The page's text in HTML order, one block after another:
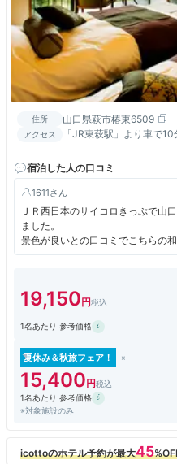
住所 山口県萩市椿東6509
アクセス
「JR東萩駅」より車で
宿泊した人の口コミ
1611
ＪＲ西日本のサイコロきっぷで山
ました。
景色が良いとの口コミでこちらの和
夕方4時ころに到着したら、ちょ
むまでの時間を鑑賞しながた部屋
温泉も楽しみにしていましが匂い
た。
19,150
1名あたり 参考価格
夏休み＆秋旅フェア！
15,400
1名あたり 参考価格
※対象施設のみ